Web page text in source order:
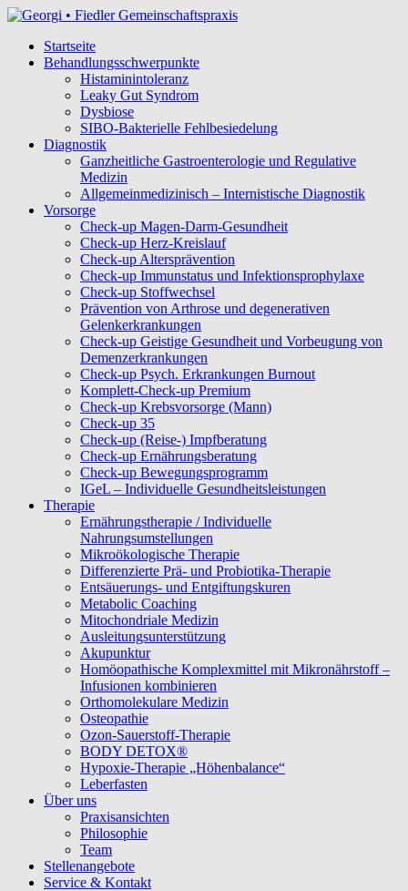
Startseite
Behandlungsschwerpunkte
Histaminintoleranz
Leaky Gut Syndrom
Dysbiose
SIBO-Bakterielle Fehlbesiedelung
Diagnostik
Ganzheitliche Gastroenterologie und Regulative
Medizin
Allgemeinmedizinisch – Internistische Diagnostik
Vorsorge
Check-up Magen-Darm-Gesundheit
Check-up Herz-Kreislauf
Check-up Altersprävention
Check-up Immunstatus und Infektionsprophylaxe
Check-up Stoffwechsel
Prävention von Arthrose und degenerativen
Gelenkerkrankungen
Check-up Geistige Gesundheit und Vorbeugung von
Demenzerkrankungen
Check-up Psych. Erkrankungen Burnout
Komplett-Check-up Premium
Check-up Krebsvorsorge (Mann)
Check-up 35
Check-up (Reise-) Impfberatung
Check-up Ernährungsberatung
Check-up Bewegungsprogramm
IGeL – Individuelle Gesundheitsleistungen
Therapie
Ernährungstherapie / Individuelle
Nahrungsumstellungen
Mikroökologische Therapie
Differenzierte Prä- und Probiotika-Therapie
Entsäuerungs- und Entgiftungskuren
Metabolic Coaching
Mitochondriale Medizin
Ausleitungsunterstützung
Akupunktur
Homöopathische Komplexmittel mit Mikronährstoff –
Infusionen kombinieren
Orthomolekulare Medizin
Osteopathie
Ozon-Sauerstoff-Therapie
BODY DETOX®
Hypoxie-Therapie „Höhenbalance“
Leberfasten
Über uns
Praxisansichten
Philosophie
Team
Stellenangebote
Service & Kontakt